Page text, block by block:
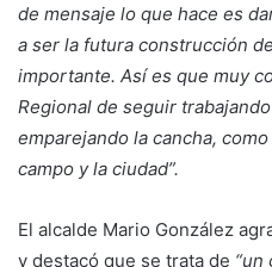
de mensaje lo que hace es
a ser la futura construcción
importante. Así es que muy
Regional de seguir
emparejando la cancha,
campo y la ciudad”.
El alcalde Mario González
y destacó que se trata de “un